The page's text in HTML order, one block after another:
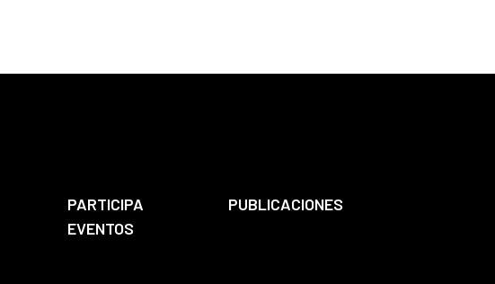
PARTICIPA
PUBLICACIONES
EVENTOS